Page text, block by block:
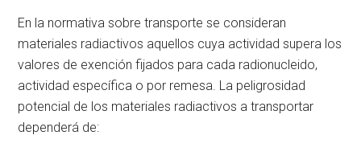
En la normativa sobre transporte se consideran
materiales radiactivos aquellos cuya actividad supera los
valores de exención fijados para cada radionucleido,
actividad específica o por remesa. La peligrosidad
potencial de los materiales radiactivos a transportar
dependerá de: